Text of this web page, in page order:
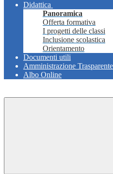
Didattica
Panoramica
Offerta formativa
I progetti delle classi
Inclusione scolastica
Orientamento
Documenti utili
Amministrazione Trasparente
Albo Online